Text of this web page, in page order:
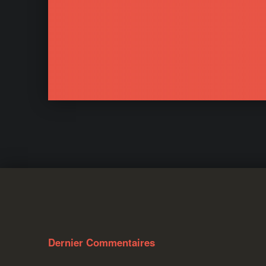
Dernier Commentaires